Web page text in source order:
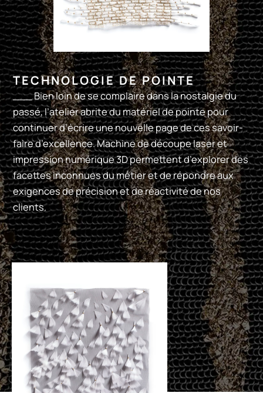
TECHNOLOGIE DE POINTE
___ Bien loin de se complaire dans la nostalgie du
passé, l’atelier abrite du matériel de pointe pour
continuer d’écrire une nouvelle page de ces savoir-
faire d’excellence. Machine de découpe laser et
impression numérique 3D permettent d’explorer des
facettes inconnues du métier et de répondre aux
exigences de précision et de réactivité de nos
clients.